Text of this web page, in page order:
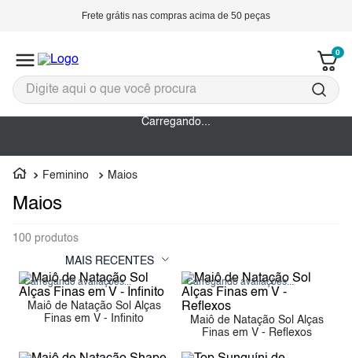
Frete grátis nas compras acima de 50 peças
0
Carregando...
Feminino Maios
Maios
100 produtos
MAIS RECENTES
Carregando avaliações...
Maiô de Natação Sol Alças
Finas em V - Infinito
Carregando avaliações...
Maiô de Natação Sol Alças
Finas em V - Reflexos